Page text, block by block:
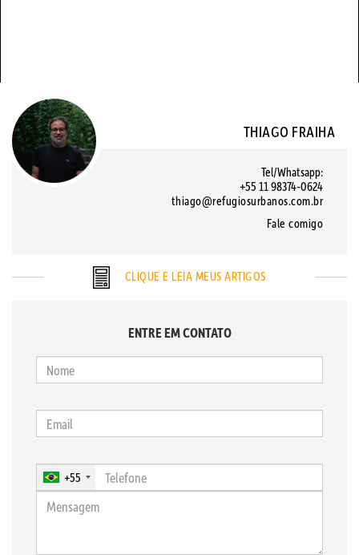
THIAGO FRAIHA
Tel/Whatsapp:
+55 11 98374-0624
thiago@refugiosurbanos.com.br
Fale comigo
CLIQUE E LEIA MEUS ARTIGOS
ENTRE EM CONTATO
+55